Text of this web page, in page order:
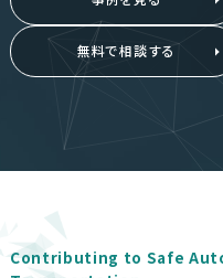
無料で相談する
Contributing to Safe